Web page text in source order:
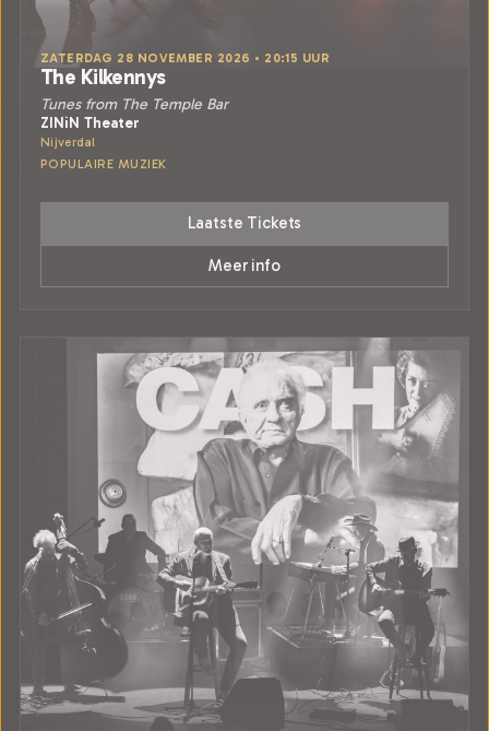
ZATERDAG 28 NOVEMBER 2026 • 20:15 UUR
The Kilkennys
Tunes from The Temple Bar
ZINiN Theater
Nijverdal
POPULAIRE MUZIEK
Laatste Tickets
Meer info